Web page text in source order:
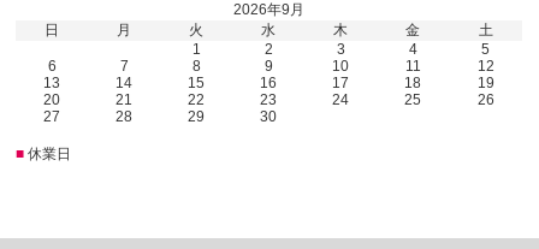
2026年9月
日
月 火 水 木 金
土
1
2 3 4
5
6
7 8 9 10 11
12
13
14 15 16 17 18
19
20
21 22 23 24 25
26
27
28 29 30
■ 休業日